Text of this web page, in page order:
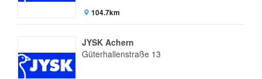
104.7km
JYSK Achern
Güterhallenstraße 13